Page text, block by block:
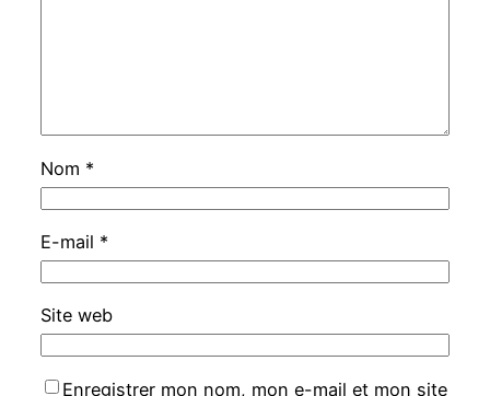
Nom *
E-mail *
Site web
Enregistrer mon nom, mon e-mail et mon site